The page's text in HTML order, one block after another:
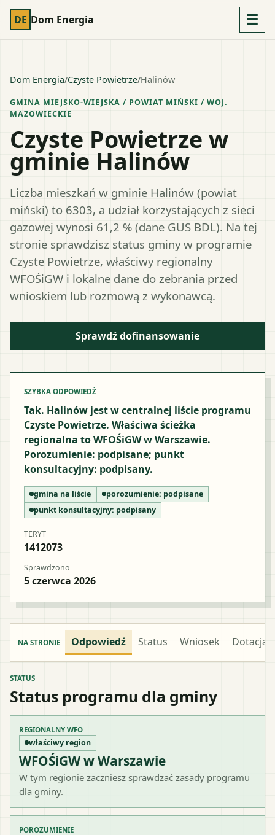
DE Dom Energia ☰
Dom Energia/Czyste Powietrze/Halinów
GMINA MIEJSKO-WIEJSKA / POWIAT MIŃSKI / WOJ.
MAZOWIECKIE
Czyste Powietrze w
gminie Halinów
Liczba mieszkań w gminie Halinów (powiat
miński) to 6303, a udział korzystających z sieci
gazowej wynosi 61,2 % (dane GUS BDL). Na tej
stronie sprawdzisz status gminy w programie
Czyste Powietrze, właściwy regionalny
WFOŚiGW i lokalne dane do zebrania przed
wnioskiem lub rozmową z wykonawcą.
Sprawdź dofinansowanie
SZYBKA ODPOWIEDŹ
Tak. Halinów jest w centralnej liście programu
Czyste Powietrze. Właściwa ścieżka
regionalna to WFOŚiGW w Warszawie.
Porozumienie: podpisane; punkt
konsultacyjny: podpisany.
gmina na liście porozumienie: podpisane
punkt konsultacyjny: podpisany
TERYT
1412073
Sprawdzono
5 czerwca 2026
NA STRONIE Odpowiedź Status Wniosek Dotacja
STATUS
Status programu dla gminy
REGIONALNY WFO
właściwy region
WFOŚiGW w Warszawie
W tym regionie zaczniesz sprawdzać zasady programu
dla gminy.
POROZUMIENIE